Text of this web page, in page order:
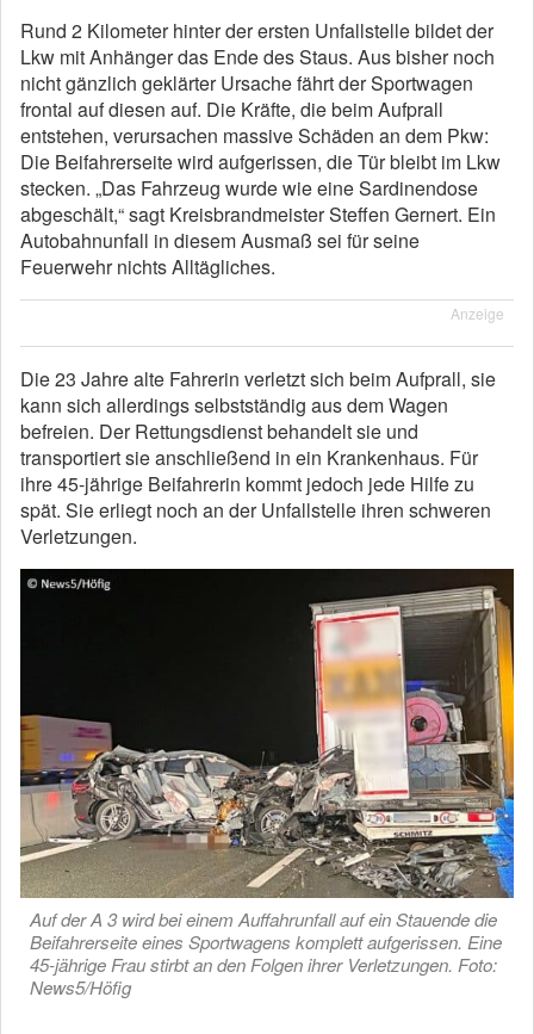
Rund 2 Kilometer hinter der ersten Unfallstelle bildet der
Lkw mit Anhänger das Ende des Staus. Aus bisher noch
nicht gänzlich geklärter Ursache fährt der Sportwagen
frontal auf diesen auf. Die Kräfte, die beim Aufprall
entstehen, verursachen massive Schäden an dem Pkw:
Die Beifahrerseite wird aufgerissen, die Tür bleibt im Lkw
stecken. „Das Fahrzeug wurde wie eine Sardinendose
abgeschält,“ sagt Kreisbrandmeister Steffen Gernert. Ein
Autobahnunfall in diesem Ausmaß sei für seine
Feuerwehr nichts Alltägliches.
Anzeige
Die 23 Jahre alte Fahrerin verletzt sich beim Aufprall, sie
kann sich allerdings selbstständig aus dem Wagen
befreien. Der Rettungsdienst behandelt sie und
transportiert sie anschließend in ein Krankenhaus. Für
ihre 45-jährige Beifahrerin kommt jedoch jede Hilfe zu
spät. Sie erliegt noch an der Unfallstelle ihren schweren
Verletzungen.
Auf der A 3 wird bei einem Auffahrunfall auf ein Stauende die
Beifahrerseite eines Sportwagens komplett aufgerissen. Eine
45-jährige Frau stirbt an den Folgen ihrer Verletzungen. Foto:
News5/Höfig